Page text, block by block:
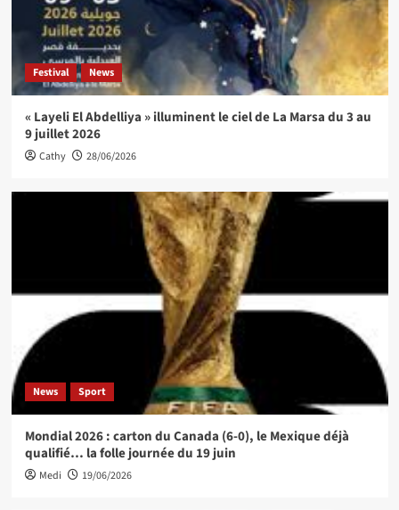
Festival News
« Layeli El Abdelliya » illuminent le ciel de La Marsa du 3 au
9 juillet 2026
Cathy 28/06/2026
News Sport
Mondial 2026 : carton du Canada (6-0), le Mexique déjà
qualifié… la folle journée du 19 juin
Medi 19/06/2026